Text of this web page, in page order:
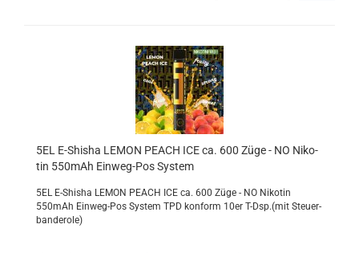
5EL E-​Shi­sha LEMON PEACH ICE ca. 600 Züge - NO Ni­ko­
tin 550mAh Einweg-​​Pos Sys­tem
5EL E-​Shisha LEMON PEACH ICE ca. 600 Züge - NO Ni­ko­tin
550mAh Einweg-​Pos Sys­tem TPD kon­form 10er T-Dsp.(mit Steu­er­
ban­de­ro­le)